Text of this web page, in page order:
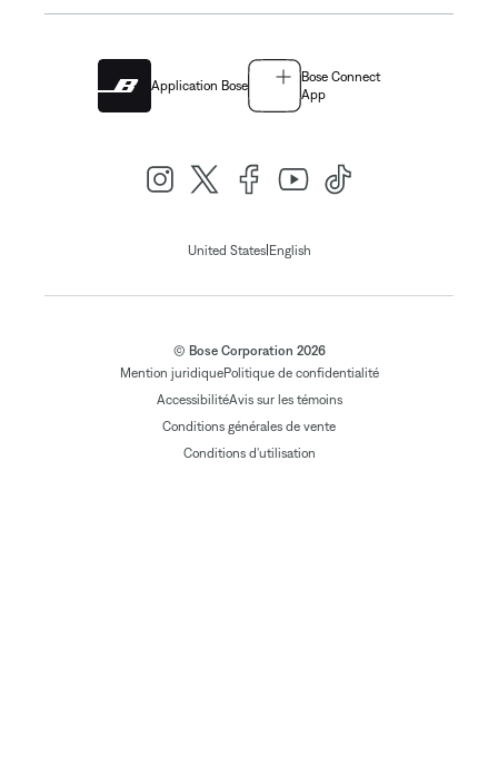
Application Bose
Bose Connect
App
United States| English
© Bose Corporation 2026
Mention juridiquePolitique de confidentialité
AccessibilitéAvis sur les témoins
Conditions générales de vente
Conditions d'utilisation